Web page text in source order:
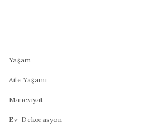
Yaşam
Aile Yaşamı
Maneviyat
Ev-Dekorasyon